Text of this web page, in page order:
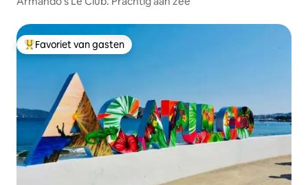
Topfavoriet van gasten
Favoriet van gasten